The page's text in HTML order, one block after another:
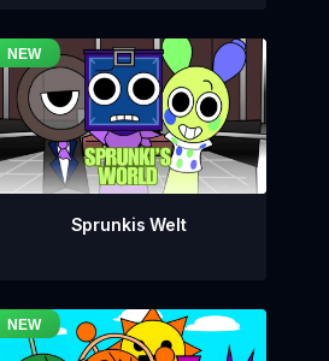
Sprunkis Welt